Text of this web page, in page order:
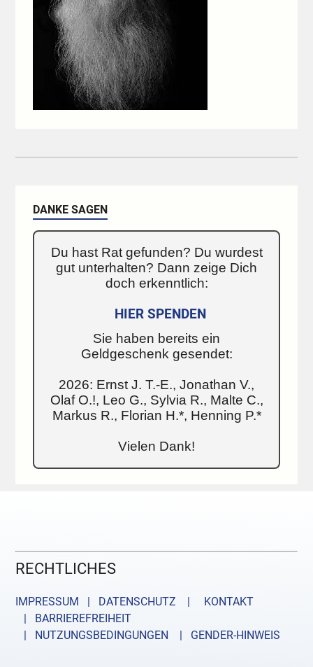
DANKE SAGEN
Du hast Rat gefunden? Du wurdest
gut unterhalten? Dann zeige Dich
doch erkenntlich:
HIER SPENDEN
Sie haben bereits ein
Geldgeschenk gesendet:
2026: Ernst J. T.-E., Jonathan V.,
Olaf O.!, Leo G., Sylvia R., Malte C.,
Markus R., Florian H.*, Henning P.*
Vielen Dank!
RECHTLICHES
IMPRESSUM | DATENSCHUTZ |
KONTAKT
| BARRIEREFREIHEIT
| NUTZUNGSBEDINGUNGEN
| GENDER-HINWEIS